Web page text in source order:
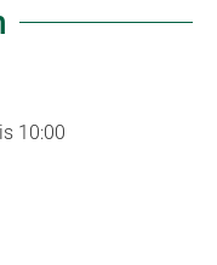
10:00